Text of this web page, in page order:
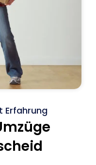
Erfahrung